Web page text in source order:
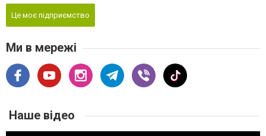
Це моє підприємство
Ми в мережі
Наше відео